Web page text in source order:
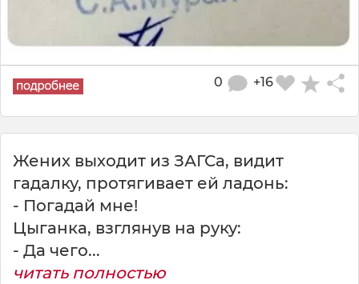
+16
0
Жених выходит из ЗАГСа, видит
гадалку, протягивает ей ладонь:
- Погадай мне!
Цыганка, взглянув на руку:
- Да чего...
читать полностью